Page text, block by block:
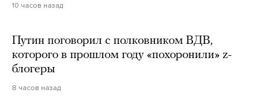
10 часов назад
Путин поговорил с полковником ВДВ,
которого в прошлом году «похоронили» z-
блогеры
8 часов назад